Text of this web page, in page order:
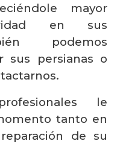
mayor
en sus
podemos
sus persianas o
le
tanto en
de su